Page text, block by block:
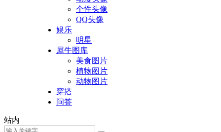
个性头像
QQ头像
娱乐
明星
犀牛图库
美食图片
植物图片
动物图片
穿搭
问答
站内